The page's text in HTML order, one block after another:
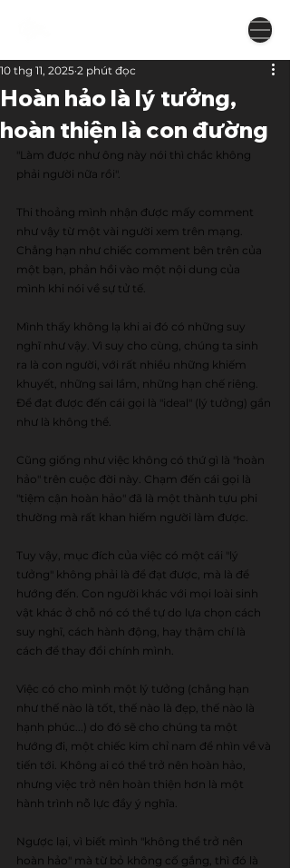
Hoàn hảo là lý tưởng,
hoàn thiện là con đường
10 thg 11, 2025 2 phút đọc
"Làm được như ông này nói thì chắc không
phải người nữa rồi".
Thi thoảng mình nhận được mấy comment
như vậy từ một vài người xem trên mạng.
Chẳng hạn như chiếc comment bên trên của
một bạn, phản hồi vào một nội dung của
mình khi nói về sự tử tế.
Mình thấy không lạ khi ai đó có những suy
nghĩ như vậy. Vì suy cho cùng, chúng ta sinh
ra là con người, với rất nhiều những khiếm
khuyết, những sai lầm, những hạn chế riêng.
Để đạt được đến cái gọi là "ideal" (lý tưởng) gần
như là không thể.
Cũng giống như việc không có thứ gì là "hoàn
hảo" trên cuộc đời này. Chạm đến cái gọi là
"tiệm cận hoàn hảo" đã là một thành tựu phi
thường mà rất khan hiếm người làm được.
Tuy vậy, mục đích của việc có một cái "lý
tưởng" không phải là để đạt được, mà là để
hướng đến. Con người khác với mọi loài sinh
vật khác ở chỗ nó có thể tự do lựa chọn cách
suy nghĩ, cách hành động, hay thậm chí là
cách để thay đổi chính mình.
Việc có cho mình một lý tưởng (chẳng hạn
như thế nào là tốt, thế nào là đẹp, thế nào là
hạnh phúc...) do đó sẽ cho chúng ta một
hướng đi, một chiếc kim chỉ nam để nhìn về và
tiến tới. Không ai có thể trở nên hoàn hảo,
nhưng việc trở nên hoàn thiện hơn là một
hành trình nỗ lực đầy ý nghĩa.
Ngược lại, vì biết mình "không thể trở nên
hoàn hảo" mà từ bỏ không cố gắng, thì đó là